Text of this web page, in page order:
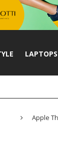
LAPTOPS
Apple